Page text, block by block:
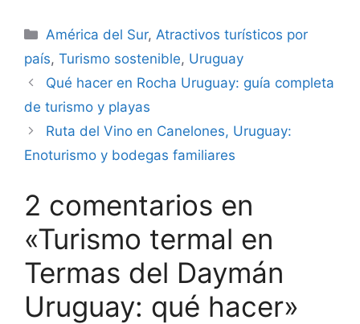
Categorías
América del Sur,Atractivos turísticos por
país, Turismo sostenible, Uruguay
Qué hacer en Rocha Uruguay: guía completa
de turismo y playas
Ruta del Vino en Canelones, Uruguay:
Enoturismo y bodegas familiares
2 comentarios en
«Turismo termal en
Termas del Daymán
Uruguay: qué hacer»